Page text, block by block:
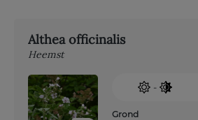
Althea officinalis
Heemst
-
Grond